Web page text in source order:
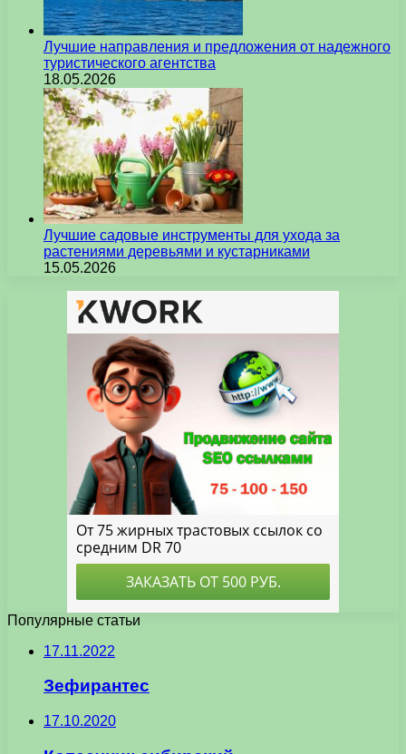
Лучшие направления и предложения от надежного
туристического агентства
18.05.2026
Лучшие садовые инструменты для ухода за
растениями деревьями и кустарниками
15.05.2026
Популярные статьи
17.11.2022
Зефирантес
17.10.2020